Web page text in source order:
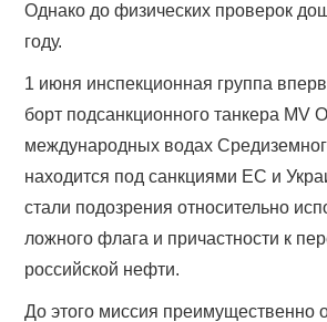
Однако до физических проверок
году.
1 июня инспекционная группа
борт подсанкционного танкера MV
международных водах
находится под санкциями ЕС и
стали подозрения относительно
ложного флага и причастности к
российской нефти.
До этого миссия преимущественно